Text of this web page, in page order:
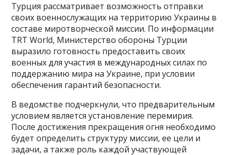
Турция рассматривает возможность отправки
своих военнослужащих на территорию Украины в
составе миротворческой миссии. По информации
TRT World, Министерство обороны Турции
выразило готовность предоставить своих
военных для участия в международных силах по
поддержанию мира на Украине, при условии
обеспечения гарантий безопасности.
В ведомстве подчеркнули, что предварительным
условием является установление перемирия.
После достижения прекращения огня необходимо
будет определить структуру миссии, ее цели и
задачи, а также роль каждой участвующей